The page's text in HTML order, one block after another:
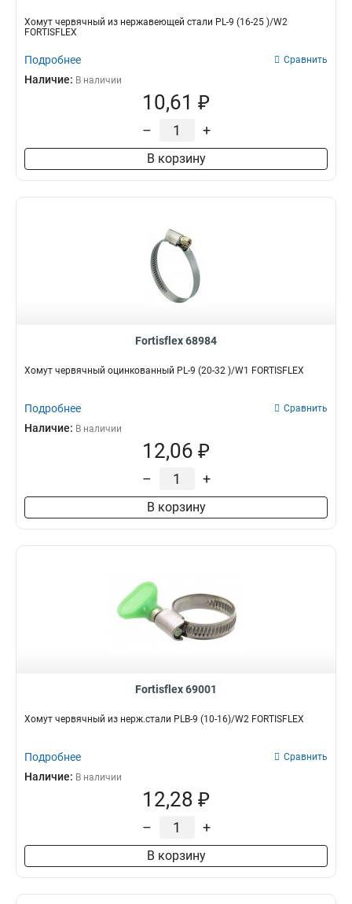
Хомут червячный из нержавеющей стали PL-9 (16-25 )/W2
FORTISFLEX
Подробнее Сравнить
Наличие: В наличии
10,61 ₽
– +
В корзину
Fortisflex 68984
Хомут червячный оцинкованный PL-9 (20-32 )/W1 FORTISFLEX
Подробнее Сравнить
Наличие: В наличии
12,06 ₽
– +
В корзину
Fortisflex 69001
Хомут червячный из нерж.стали PLB-9 (10-16)/W2 FORTISFLEX
Подробнее Сравнить
Наличие: В наличии
12,28 ₽
– +
В корзину